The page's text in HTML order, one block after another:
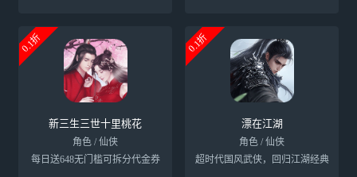
0.1折
新三生三世十里桃花
角色 / 仙侠
每日送648无门槛可拆分代金券
0.1折
漂在江湖
角色 / 仙侠
超时代国风武侠，回归江湖经典